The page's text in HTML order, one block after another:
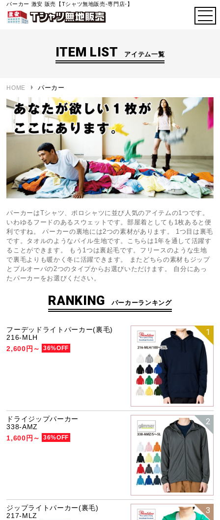
パーカー 激安 販売【Tシャツ無地販売-専門店-】
ITEM LIST アイテム一覧
HOME パーカー
パーカーはTシャツ、ポロシャツに並び人気のアイテムの1つです。
いわゆるフードのあるスウェットです。部屋着としても1枚あると便
利ですね。 パーカーの裏地には2つの素材があります。 1つ目は裏毛
です。タオルのようなパイル生地です。こちらは1年を通して活躍す
ることができます。 もう1つは裏起毛です。フリースのような生地
で裏毛よりも暖かく冬に活躍できます。 またどちらの素材もジップ
とプルオーバの2つのタイプからお選びいただけます。 自分にあっ
たパーカーをお選びください。
RANKING パーカーランキング
フーデッドライトパーカー(裏毛)
216-MLH
2,600円～
36%OFF
1
ドライジップパーカー
338-AMZ
1,600円～
36%OFF
2
ジップライトパーカー(裏毛)
217-MLZ
3